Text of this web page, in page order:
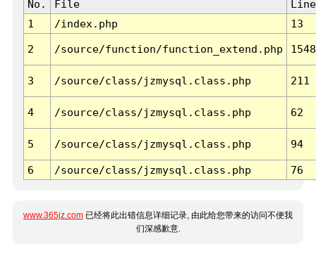
No. File
Line
1
/index.php 13
2 /source/function/function_extend.php 1548
3 /source/class/jzmysql.class.php 211
4 /source/class/jzmysql.class.php 62
5 /source/class/jzmysql.class.php 94
6 /source/class/jzmysql.class.php 76
www.365jz.com 已经将此出错信息详细记录, 由此给您带来的访问不便我
们深感歉意.